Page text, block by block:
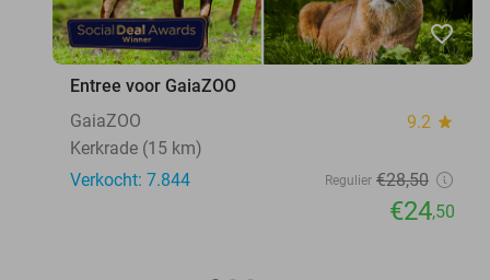
favorite_border
Entree voor GaiaZOO
GaiaZOO
9.2 star
Kerkrade (15 km)
Verkocht: 7.844
Regulier €28,50
€24,50